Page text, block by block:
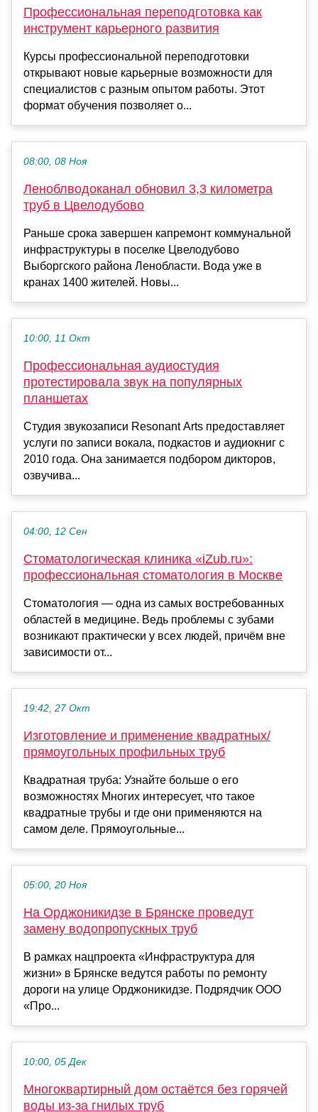
Профессиональная переподготовка как
инструмент карьерного развития
Курсы профессиональной переподготовки
открывают новые карьерные возможности для
специалистов с разным опытом работы. Этот
формат обучения позволяет о...
08:00, 08 Ноя
Леноблводоканал обновил 3,3 километра
труб в Цвелодубово
Раньше срока завершен капремонт коммунальной
инфраструктуры в поселке Цвелодубово
Выборгского района Ленобласти. Вода уже в
кранах 1400 жителей. Новы...
10:00, 11 Окт
Профессиональная аудиостудия
протестировала звук на популярных
планшетах
Студия звукозаписи Resonant Arts предоставляет
услуги по записи вокала, подкастов и аудиокниг с
2010 года. Она занимается подбором дикторов,
озвучива...
04:00, 12 Сен
Стоматологическая клиника «iZub.ru»:
профессиональная стоматология в Москве
Стоматология — одна из самых востребованных
областей в медицине. Ведь проблемы с зубами
возникают практически у всех людей, причём вне
зависимости от...
19:42, 27 Окт
Изготовление и применение квадратных/
прямоугольных профильных труб
Квадратная труба: Узнайте больше о его
возможностях Многих интересует, что такое
квадратные трубы и где они применяются на
самом деле. Прямоугольные...
05:00, 20 Ноя
На Орджоникидзе в Брянске проведут
замену водопропускных труб
В рамках нацпроекта «Инфраструктура для
жизни» в Брянске ведутся работы по ремонту
дороги на улице Орджоникидзе. Подрядчик ООО
«Про...
10:00, 05 Дек
Многоквартирный дом остаётся без горячей
воды из-за гнилых труб